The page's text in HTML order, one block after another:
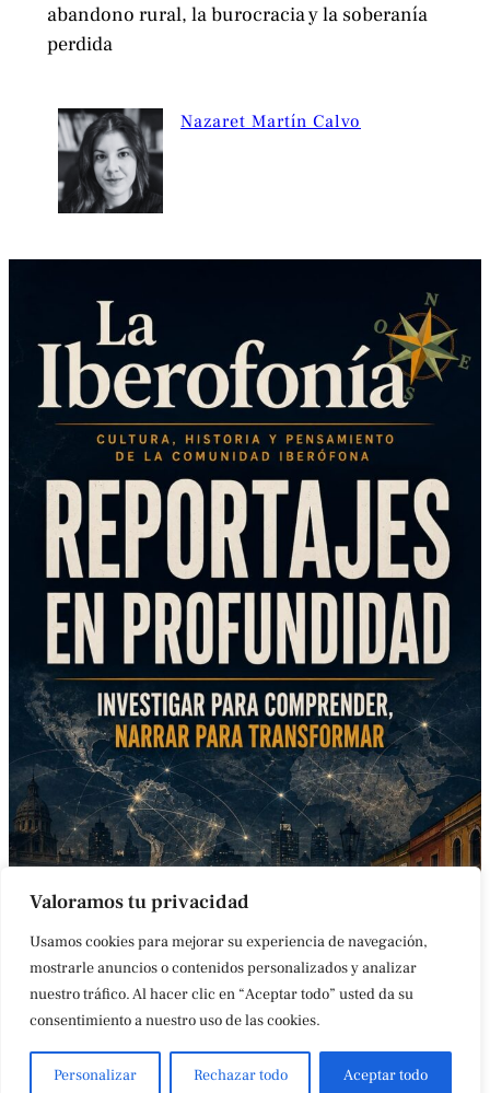
Valoramos tu privacidad
Usamos cookies para mejorar su experiencia de navegación,
mostrarle anuncios o contenidos personalizados y analizar
nuestro tráfico. Al hacer clic en “Aceptar todo” usted da su
consentimiento a nuestro uso de las cookies.
Personalizar Rechazar todo Aceptar todo
abandono rural, la burocracia y la soberanía
perdida
Nazaret Martín Calvo
CONTACTOAVISO LEGAL POLÍTICA DE COOKIES
ÚLTIMAS NOTICIAS